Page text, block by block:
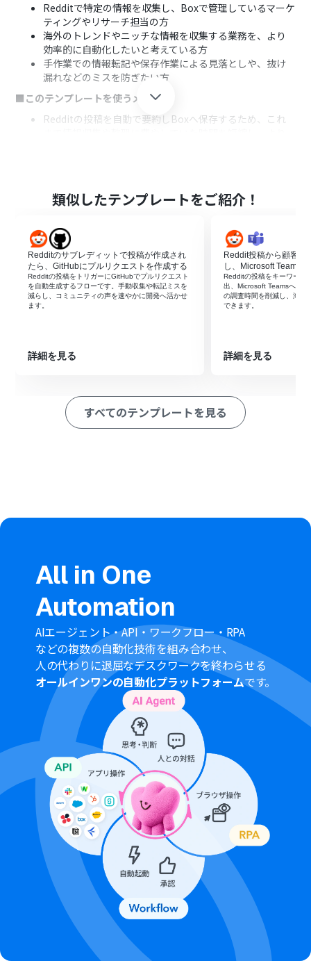
Redditで特定の情報を収集し、Boxで管理しているマーケ
ティングやリサーチ担当の方
海外のトレンドやニッチな情報を収集する業務を、より
効率的に自動化したいと考えている方
手作業での情報転記や保存作業による見落としや、抜け
漏れなどのミスを防ぎたい方
■このテンプレートを使うメリット
Redditの投稿を自動で要約しBoxへ保存するため、これ
■フローボットの流れ
はじめに、RedditとBoxをYoomに連携します
トリガーでRedditを選択し、「サブレディットで投稿が
作成されたら」というアクションを設定し、対象のサブレ
ディットを指定します
オペレーションでYoomの「要約機能」を追加し、トリガ
ーで取得したRedditの投稿内容を要約するように設定し
最後に、オペレーションでBoxの「ファイルをアップロー
※「トリガー」：フロー起動のきっかけとなるアクション、「オ
ペレーション」：トリガー起動後、フロー内で処理を行うアク
Boxへのファイルアップロードでは、保存先のフォルダや
■注意事項
Reddit、Googleドキュメント、BoxのそれぞれとYoom
を連携してください。
トリガーは5分、10分、15分、30分、60分の間隔で起動
間隔を選択できます。
プランによって最短の起動間隔が異なりますので、ご注意
ください。
類似したテンプレートをご紹介！
Redditのサブレディットで投稿が作成され
たら、GitHubにプルリクエストを作成する
Redditの投稿をトリガーにGitHubでプルリクエスト
を自動生成するフローです。手動収集や転記ミスを
減らし、コミュニティの声を速やかに開発へ活かせ
ます。
詳細を見る
Reddit投稿から顧客の
し、Microsoft Teams
Redditの投稿をキーワード
出、Microsoft Teamsへ通
の調査時間を削減し、海外
できます。
詳細を見る
すべてのテンプレートを見る
All in One
Automation
AIエージェント・API・ワークフロー・RPA
などの複数の自動化技術を組み合わせ、
人の代わりに退屈なデスクワークを終わらせる
オールインワンの自動化プラットフォームです。